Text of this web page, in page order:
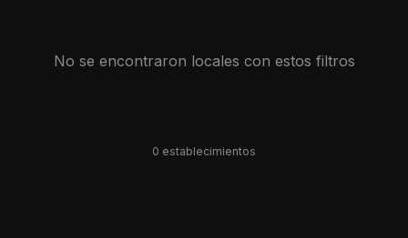
No se encontraron locales con estos filtros
0 establecimientos